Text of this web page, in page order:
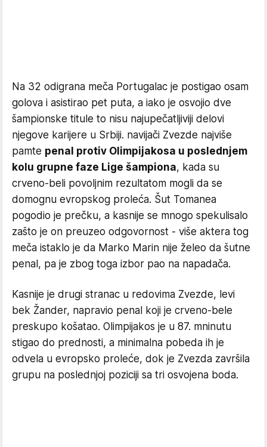
Na 32 odigrana meča Portugalac je postigao osam
golova i asistirao pet puta, a iako je osvojio dve
šampionske titule to nisu najupečatljiviji delovi
njegove karijere u Srbiji. navijači Zvezde najviše
pamte penal protiv Olimpijakosa u poslednjem
kolu grupne faze Lige šampiona, kada su
crveno-beli povoljnim rezultatom mogli da se
domognu evropskog proleća. Šut Tomanea
pogodio je prečku, a kasnije se mnogo spekulisalo
zašto je on preuzeo odgovornost - više aktera tog
meča istaklo je da Marko Marin nije želeo da šutne
penal, pa je zbog toga izbor pao na napadača.
Kasnije je drugi stranac u redovima Zvezde, levi
bek Žander, napravio penal koji je crveno-bele
preskupo košatao. Olimpijakos je u 87. mninutu
stigao do prednosti, a minimalna pobeda ih je
odvela u evropsko proleće, dok je Zvezda završila
grupu na poslednjoj poziciji sa tri osvojena boda.